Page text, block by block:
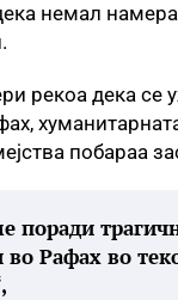
немал
рекоа дека се
побараа
поради
Рафах во